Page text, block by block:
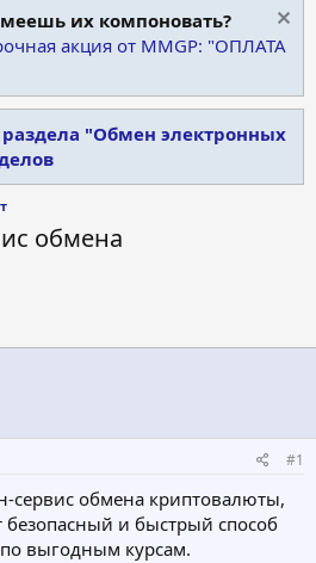
их компоновать?
акция от MMGP: "ОПЛАТА
"Обмен электронных
обмена
#1
сервис обмена криптовалюты,
безопасный и быстрый способ
выгодным курсам.